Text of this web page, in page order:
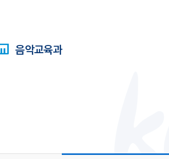
음악교육과